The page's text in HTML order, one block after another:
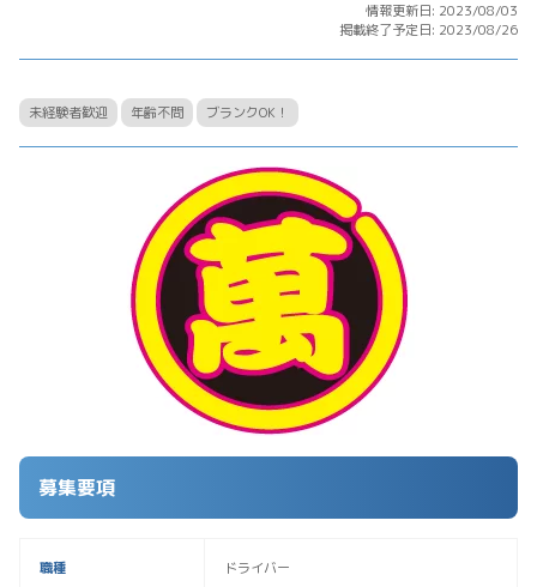
情報更新日: 2023/08/03
掲載終了予定日: 2023/08/26
未経験者歓迎 年齢不問 ブランクOK！
募集要項
職種 ドライバー